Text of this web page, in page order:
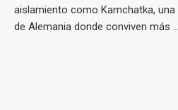
aislamiento como Kamchatka,
de Alemania donde conviven más ...